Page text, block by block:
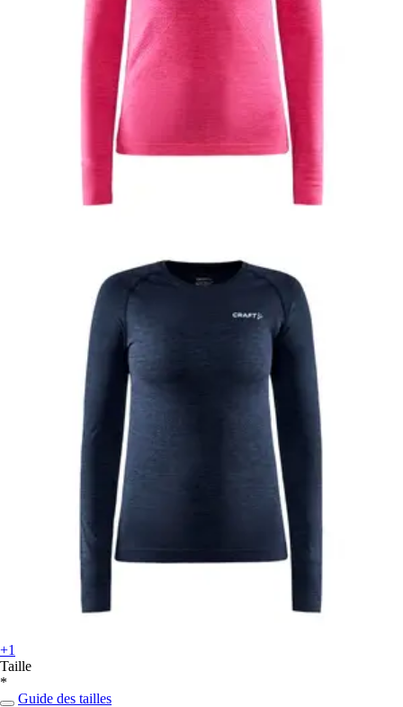
+1
Taille
*
Guide des tailles